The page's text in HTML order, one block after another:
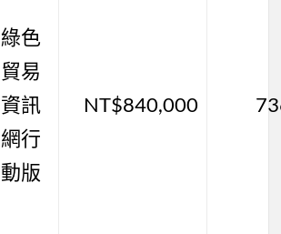
綠色
貿易
資訊
網行
動版
NT$840,000